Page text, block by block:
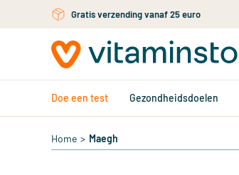
Ga naar de hoofdinhoudGratis verzending vanaf 25 euro
Doe een test Gezondheidsdoelen
Home > Maegh